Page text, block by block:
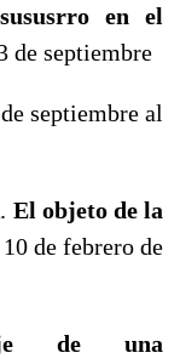
en el
de septiembre
septiembre al
. El objeto de la
de febrero de
de una